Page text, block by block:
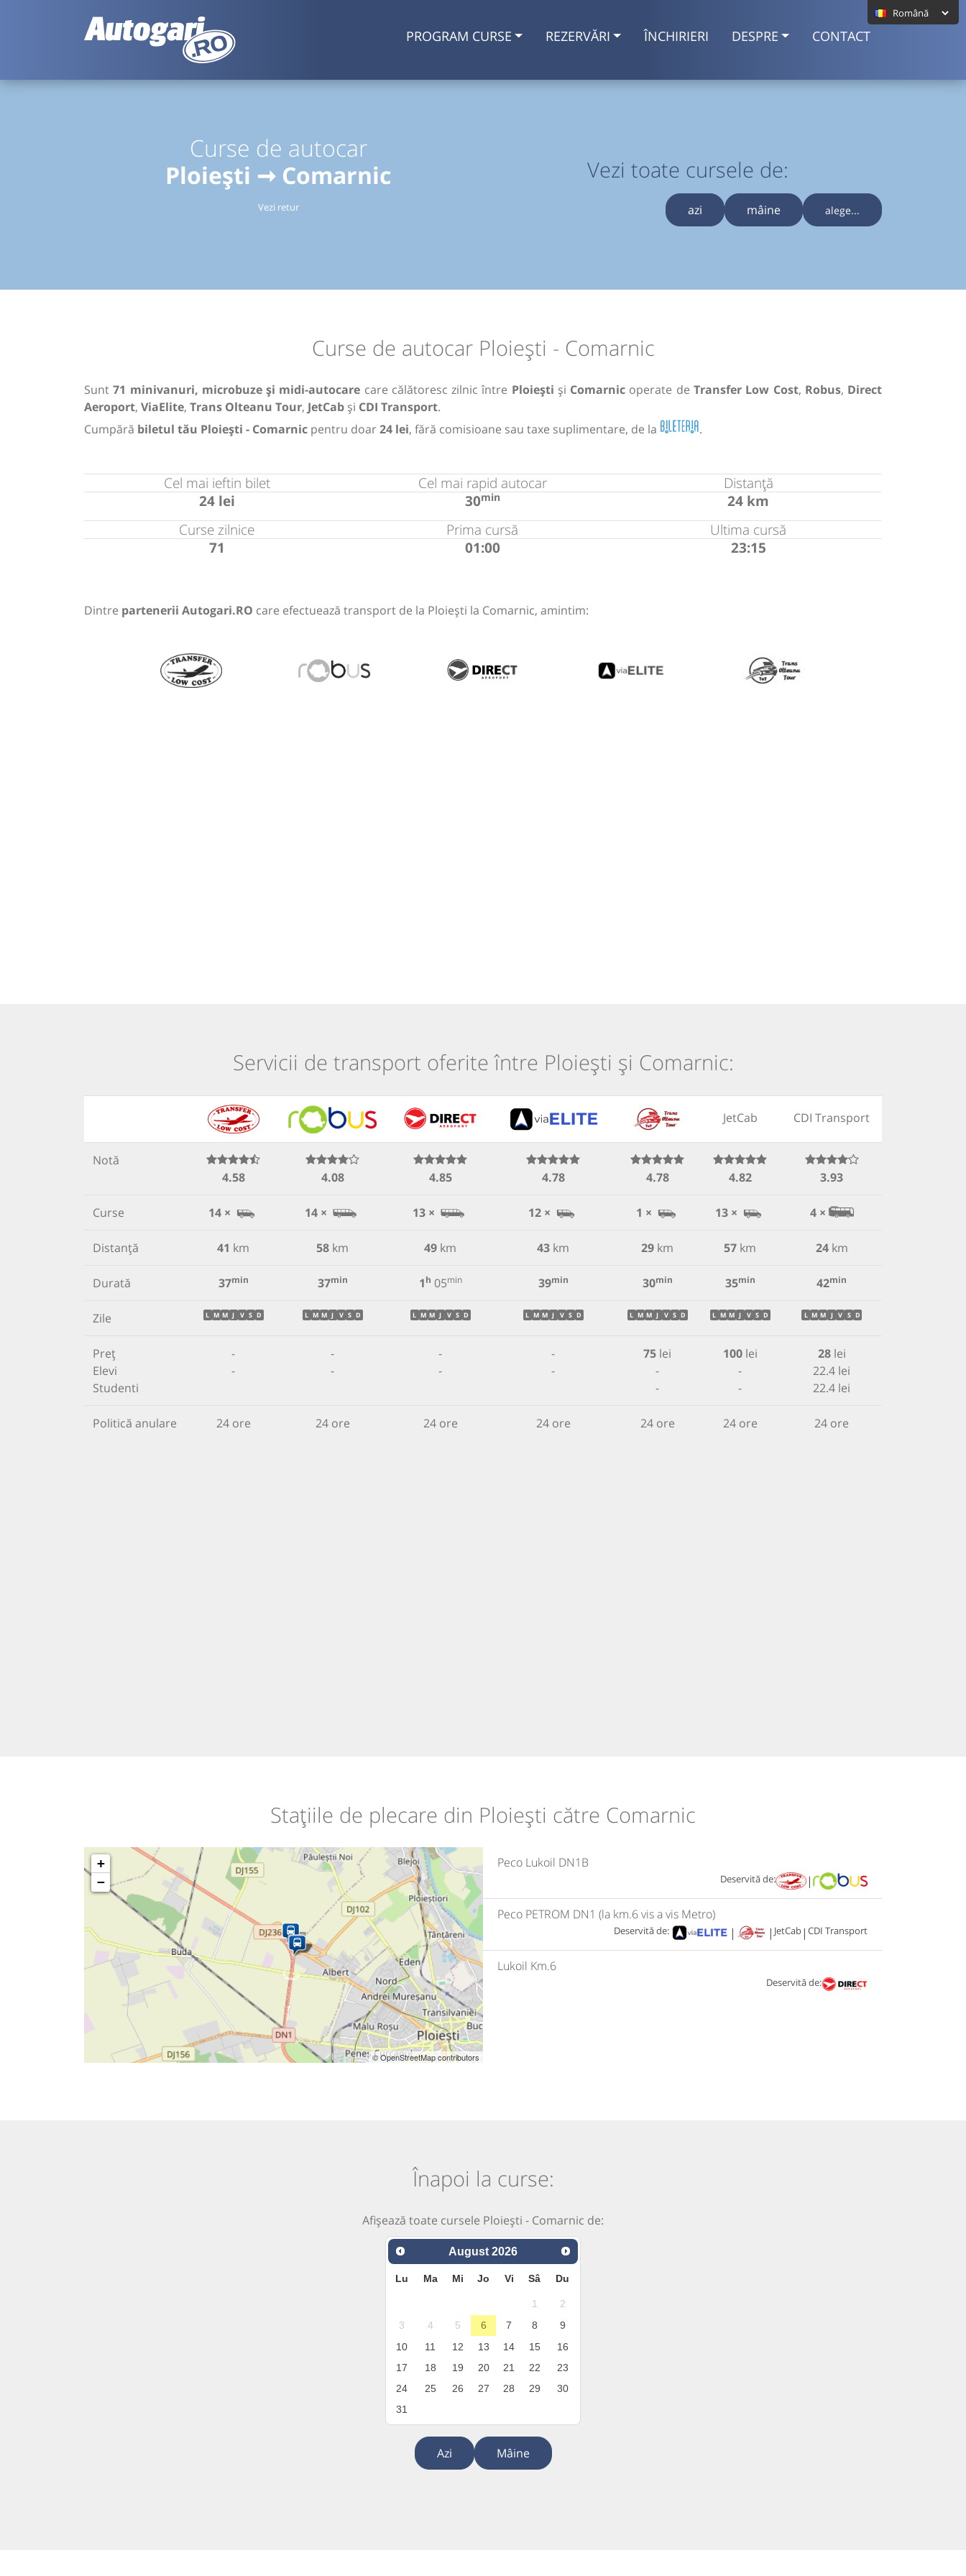
PROGRAM CURSE REZERVĂRI ÎNCHIRIERI DESPRE CONTACT
Curse de autocar
Ploiești ➞ Comarnic
Vezi retur
Vezi toate cursele de:
azi mâine alege...
Curse de autocar Ploiești - Comarnic
Sunt71 minivanuri, microbuze și midi-autocare care călătoresc zilnic între Ploiești și Comarnic operate de Transfer Low Cost, Robus, Direct
Aeroport, ViaElite, Trans Olteanu Tour, JetCab și CDI Transport.
Cumpără biletul tău Ploiești - Comarnic pentru doar24 lei, fără comisioane sau taxe suplimentare, de la .
Cel mai ieftin bilet
24 lei
Cel mai rapid autocar
30min
Distanță
24 km
Curse zilnice
71
Prima cursă
01:00
Ultima cursă
23:15
Dintre partenerii Autogari.RO care efectuează transport de la Ploiești la Comarnic, amintim:
Servicii de transport oferite între Ploiești și Comarnic:
JetCab CDI Transport
Notă
4.58
4.08 4.85 4.78 4.78 4.82 3.93
Curse 14 × 14 × 13 × 12 × 1 × 13 × 4 ×
Distanță 41 km 58 km 49 km 43 km 29 km 57 km 24km
Durată 37min 37min 1h 05min 39min 30min 35min 42min
Zile L M M J V S D L M M J V S D L M M J V S D L M M J V S D L M M J V S D L M M J V S D L M M J V S D
Preț
Elevi
Studenti
-
-
-
-
-
-
-
-
75 lei
-
-
100lei
-
-
28lei
22.4 lei
22.4 lei
Politică anulare 24 ore 24 ore 24 ore 24 ore 24 ore 24 ore 24 ore
Stațiile de plecare din Ploiești către Comarnic
+
−
© OpenStreetMap contributors
Peco Lukoil DN1B
Deservită de: |
Peco PETROM DN1 (la km.6 vis a vis Metro)
Deservită de: | |JetCab| CDI Transport
Lukoil Km.6
Deservită de:
Înapoi la curse:
Afișează toate cursele Ploiești - Comarnic de:
August 2026
Lu Ma Mi Jo Vi Sâ Du
1
2
3
4 5 6 7 8
9
10
11 12 13 14 15
16
17
18 19 20 21 22
23
24
25 26 27 28 29
30
31
Azi Mâine